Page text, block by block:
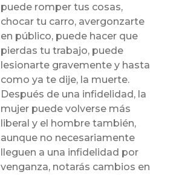
puede romper tus cosas,
chocar tu carro, avergonzarte
en público, puede hacer que
pierdas tu trabajo, puede
lesionarte gravemente y hasta
como ya te dije, la muerte.
Después de una infidelidad, la
mujer puede volverse más
liberal y el hombre también,
aunque no necesariamente
lleguen a una infidelidad por
venganza, notarás cambios en